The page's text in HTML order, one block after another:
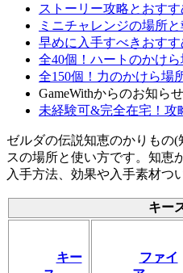
ストーリー攻略とおすす
ミニチャレンジの場所と
早めに入手すべきおすす
全40個！ハートのかけら
全150個！力のかけら場
GameWithからのお知らせ
未経験可&完全在宅！攻
ゼルダの伝説知恵のかりもの
スの場所と使い方です。知恵
入手方法、効果や入手素材つ
キー
キー
ファイ